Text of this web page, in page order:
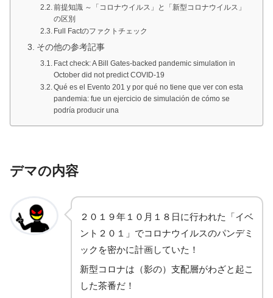
前提知識 ～「コロナウイルス」と「新型コロナウイルス」
の区別
Full Factのファクトチェック
その他の参考記事
Fact check: A Bill Gates-backed pandemic simulation in
October did not predict COVID-19
Qué es el Evento 201 y por qué no tiene que ver con esta
pandemia: fue un ejercicio de simulación de cómo se
podría producir una
デマの内容
２０１９年１０月１８日に行われた「イベ
ント２０１」でコロナウイルスのパンデミ
ックを密かに計画していた！
新型コロナは（影の）支配層がわざと起こ
した茶番だ！